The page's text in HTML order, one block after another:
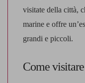
visitate della città,
marine e offre
grandi e piccoli.
Come